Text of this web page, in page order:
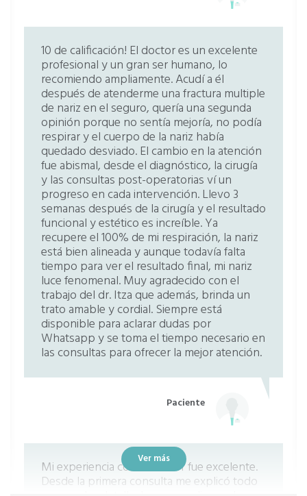
Visitas sucesivas Otorrinolaringología
Sin especificar
Tratamiento quirúrgico de absceso
retroauricular simple
Sin especificar
Rehabilitación vestibular Sin especificar
Absceso Sin especificar
Cirugía fístulas orosinusales y oronasales
Sin especificar
Nasolaringoscopia Sin especificar
Frenoplastia lingual Sin especificar
Extirpación de la glándula submaxilar más
Sin especificar
Cateterismo de la trompa de eustaquio
10 de calificación! El doctor es un excelente
profesional y un gran ser humano, lo
recomiendo ampliamente. Acudí a él
después de atenderme una fractura multiple
de nariz en el seguro, quería una segunda
opinión porque no sentía mejoría, no podía
respirar y el cuerpo de la nariz había
quedado desviado. El cambio en la atención
fue abismal, desde el diagnóstico, la cirugía
y las consultas post-operatorias ví un
progreso en cada intervención. Llevo 3
semanas después de la cirugía y el resultado
funcional y estético es increíble. Ya
recupere el 100% de mi respiración, la nariz
está bien alineada y aunque todavía falta
tiempo para ver el resultado final, mi nariz
luce fenomenal. Muy agradecido con el
trabajo del dr. Itza que además, brinda un
trato amable y cordial. Siempre está
disponible para aclarar dudas por
Whatsapp y se toma el tiempo necesario en
las consultas para ofrecer la mejor atención.
Paciente
Mi experiencia con el doctor fue excelente.
Desde la primera consulta me explicó todo
Ver más